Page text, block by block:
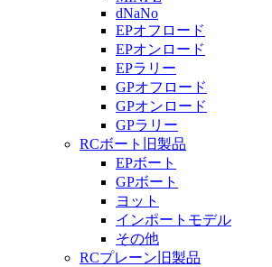
dNaNo
EPオフロード
EPオンロード
EPラリー
GPオフロード
GPオンロード
GPラリー
RCボート旧製品
EPボート
GPボート
ヨット
インポートモデル
その他
RCプレーン旧製品